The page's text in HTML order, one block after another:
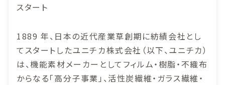
スタート
1889 年、日本の近代産業草創期に紡績会社とし
てスタートしたユニチカ株式会社（以下、ユニチカ）
は、機能素材メーカーとしてフィルム・樹脂・不織布
からなる「高分子事業」、活性炭繊維・ガラス繊維・